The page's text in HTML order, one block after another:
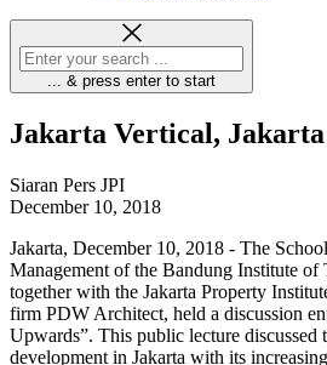
... & press enter to start
Jakarta Vertical,
Siaran Pers JPI
December 10, 2018
Jakarta, December 10, 2018 - The
Management of the Bandung Institute
together with the Jakarta Property
firm PDW Architect, held a discussion
Upwards”. This public lecture discussed
development in Jakarta with its